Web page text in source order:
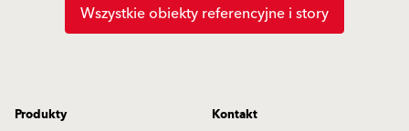
Wszystkie obiekty referencyjne i story
Produkty
Kontakt